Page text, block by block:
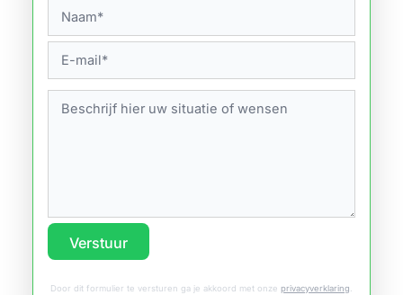
Verstuur
Door dit formulier te versturen ga je akkoord met onze privacyverklaring.